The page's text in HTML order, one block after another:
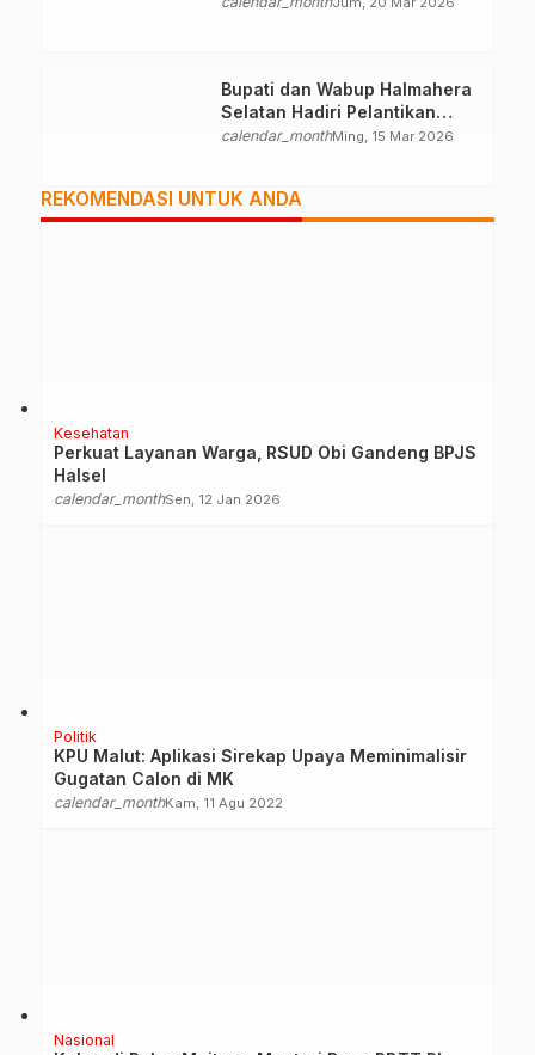
Bupati dan Wabup Halmahera
Selatan Hadiri Pelantikan
Mabiran Pramuka se-Kwarcab
calendar_monthMing, 15 Mar 2026
REKOMENDASI UNTUK ANDA
Kesehatan
Perkuat Layanan Warga, RSUD Obi Gandeng BPJS
Halsel
calendar_monthSen, 12 Jan 2026
Politik
KPU Malut: Aplikasi Sirekap Upaya Meminimalisir
Gugatan Calon di MK
calendar_monthKam, 11 Agu 2022
Nasional